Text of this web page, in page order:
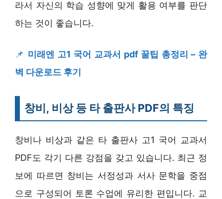
라서 자신의 학습 성향에 맞게 활용 여부를 판단
하는 것이 좋습니다.
📌 미래엔 고1 국어 교과서 pdf 꿀팁 총정리 – 완
벽 다운로드 후기
창비, 비상 등 타 출판사 PDF의 특징
창비나 비상과 같은 타 출판사 고1 국어 교과서
PDF도 각기 다른 강점을 갖고 있습니다. 최근 정
보에 따르면 창비는 서정성과 서사 문학을 중점
으로 구성되어 토론 수업에 유리한 편입니다. 교